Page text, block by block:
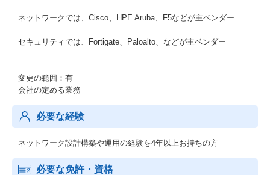
ネットワークでは、Cisco、HPE Aruba、F5などが主ベンダー
セキュリティでは、Fortigate、Paloalto、などが主ベンダー
変更の範囲：有
会社の定める業務
必要な経験
ネットワーク設計構築や運用の経験を4年以上お持ちの方
必要な免許・資格